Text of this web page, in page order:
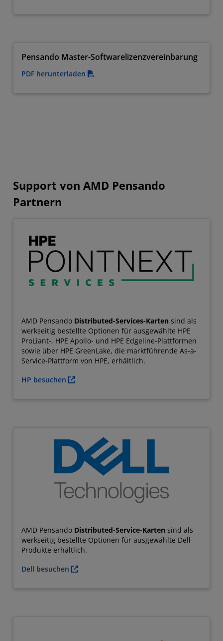
Pensando Master-Softwarelizenzvereinbarung
PDF herunterladen
Support von AMD Pensando
Partnern
AMD Pensando Distributed-Services-Karten sind als
werkseitig bestellte Optionen für ausgewählte HPE
ProLiant-, HPE Apollo- und HPE Edgeline-Plattformen
sowie über HPE GreenLake, die marktführende As-a-
Service-Plattform von HPE, erhältlich.
HP besuchen
AMD Pensando Distributed-Service-Karten sind als
werkseitig bestellte Optionen für ausgewählte Dell-
Produkte erhältlich.
Dell besuchen